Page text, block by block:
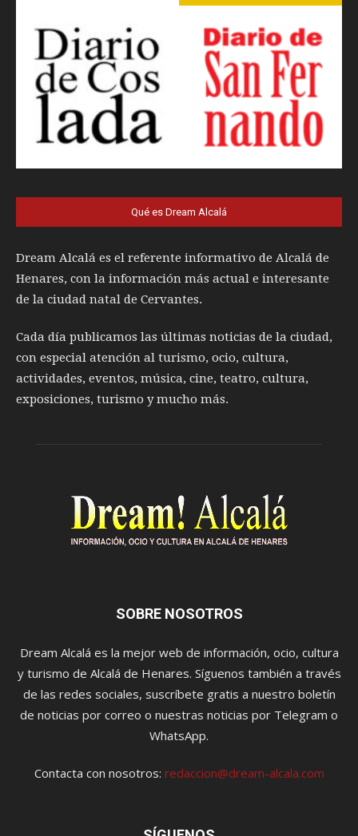
Qué es Dream Alcalá
Dream Alcalá es el referente informativo de Alcalá de
Henares, con la información más actual e interesante
de la ciudad natal de Cervantes.
Cada día publicamos las últimas noticias de la ciudad,
con especial atención al turismo, ocio, cultura,
actividades, eventos, música, cine, teatro, cultura,
exposiciones, turismo y mucho más.
SOBRE NOSOTROS
Dream Alcalá es la mejor web de información, ocio, cultura
y turismo de Alcalá de Henares. Síguenos también a través
de las redes sociales, suscríbete gratis a nuestro boletín
de noticias por correo o nuestras noticias por Telegram o
WhatsApp.
Contacta con nosotros: redaccion@dream-alcala.com